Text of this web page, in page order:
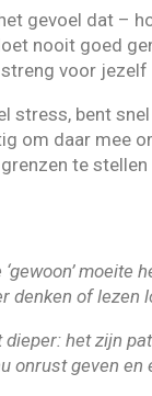
gevoel dat –
nooit goed
streng voor jezelf
stress, bent
om daar mee
grenzen te stellen
moeite
denken of lezen
dieper: het zijn
onrust geven en